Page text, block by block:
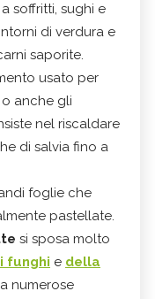
soffritti, sughi e
di verdura e
saporite.
usato per
o anche gli
nel riscaldare
di salvia fino a
foglie che
pastellate.
si sposa molto
funghi e della
numerose